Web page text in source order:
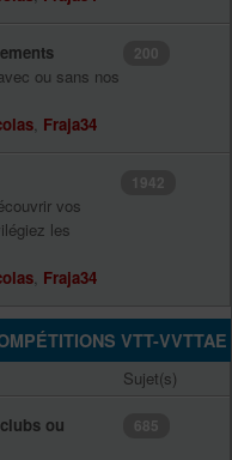
ou sans nos
, Fraja34
200
vos
les
, Fraja34
1942
VTT-VVTTAE
Sujet(s)
ou
685